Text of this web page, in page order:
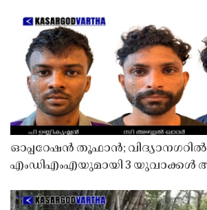
ഓപ്പറേഷൻ തൂഫാൻ; വിദ്യാനഗറിൽ
എംഡിഎംഎയുമായി 3 യുവാക്കൾ